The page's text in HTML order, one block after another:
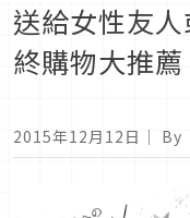
送給女性友
終購物大推薦
2015年12月12日 ｜ By